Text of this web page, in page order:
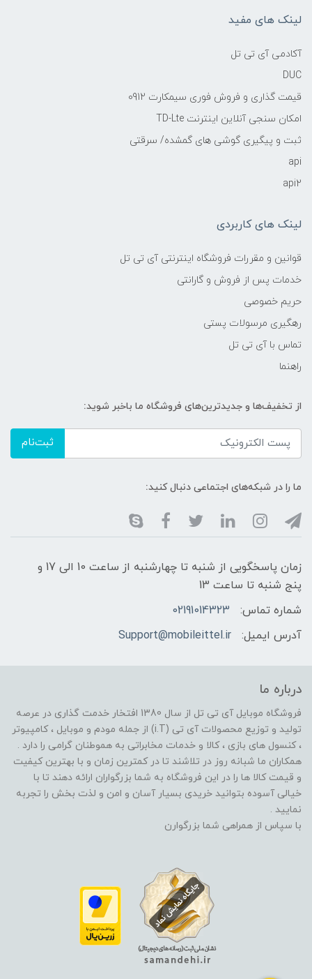
لینک های مفید
آکادمی آی تی تل
DUC
قیمت گذاری و فروش فوری سیمکارت 0912
امکان سنجی آنلاین اینترنت TD-Lte
ثبت و پیگیری گوشی های گمشده/ سرقتی
api
api2
لینک های کاربردی
قوانین و مقررات فروشگاه اینترنتی آی تی تل
خدمات پس از فروش و گارانتی
حریم خصوصی
رهگیری مرسولات پستی
تماس با آی تی تل
راهنما
از تخفیف‌ها و جدیدترین‌های فروشگاه ما باخبر شوید:
ثبت‌نام
ما را در شبکه‌های اجتماعی دنبال کنید:
زمان پاسخگویی از شنبه تا چهارشنبه از ساعت 10 الی 17 و
پنج شنبه تا ساعت 13
شماره تماس:
02191014323
آدرس ایمیل:
Support@mobileittel.ir
درباره ما
فروشگاه موبایل آی تی تل از سال 1380 افتخار خدمت گذاری در عرصه
تولید و توزیع محصولات آی تی (i.T) از جمله مودم و موبایل ، کامپیوتر
، کنسول های بازی ، کالا و خدمات مخابراتی به هموطنان گرامی را دارد .
همکاران ما شبانه روز در تلاشند تا در کمترین زمان و با بهترین کیفیت
و قیمت کالا ها را در این فروشگاه به شما بزرگواران ارائه دهند تا با
خیالی آسوده بتوانید خریدی بسیار آسان و امن و لذت بخش را تجربه
نمایید .
با سپاس از همراهی شما بزرگوارن